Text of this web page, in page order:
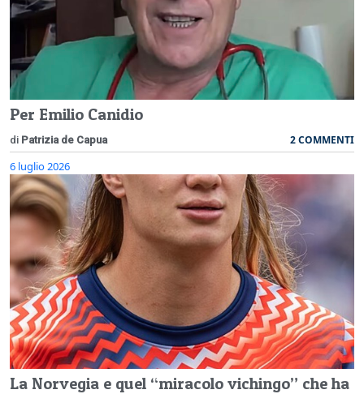
Per Emilio Canidio
di Patrizia de Capua 2 COMMENTI
6 luglio 2026
La Norvegia e quel “miracolo vichingo” che ha